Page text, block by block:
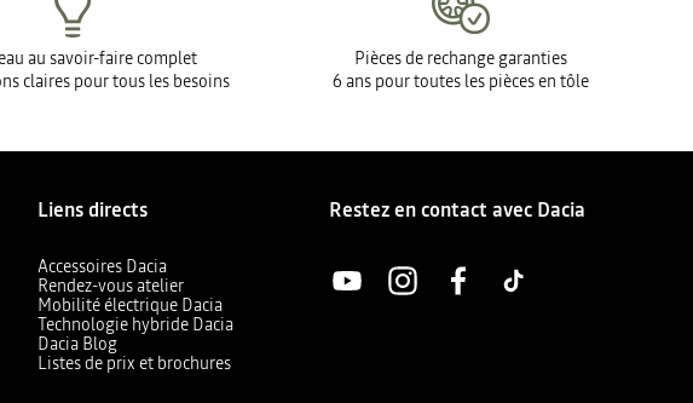
au savoir-faire complet
claires pour tous les besoins
Pièces de rechange garanties
6 ans pour toutes les pièces en tôle
Liens directs
Accessoires Dacia
Rendez-vous atelier
Mobilité électrique Dacia
Technologie hybride Dacia
Dacia Blog
Listes de prix et brochures
Restez en contact avec Dacia